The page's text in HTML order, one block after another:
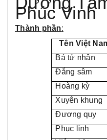
Phúc Vinh
Thành phần:
Tên Việt
Bá tử nhân
Đẳng sâm
Hoàng kỳ
Xuyên khung
Đương quy
Phục linh